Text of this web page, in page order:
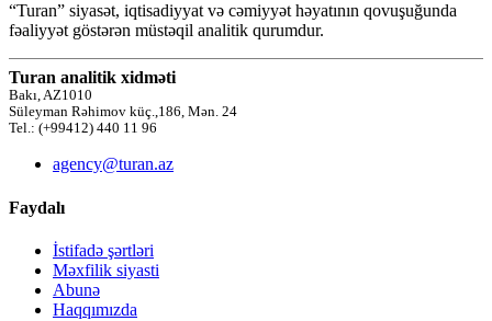
“Turan” siyasət, iqtisadiyyat və cəmiyyət həyatının qovuşuğunda
fəaliyyət göstərən müstəqil analitik qurumdur.
Turan analitik xidməti
Bakı, AZ1010
Süleyman Rəhimov küç.,186, Mən. 24
Tel.: (+99412) 440 11 96
agency@turan.az
Faydalı
İstifadə şərtləri
Məxfilik siyasti
Abunə
Haqqımızda